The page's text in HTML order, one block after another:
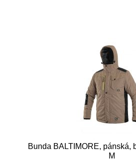
Bunda BALTIMORE, pánská,
M